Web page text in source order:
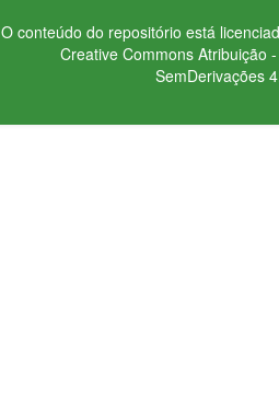
O conteúdo do repositório está
Creative CommonsAtribuição
SemDerivações